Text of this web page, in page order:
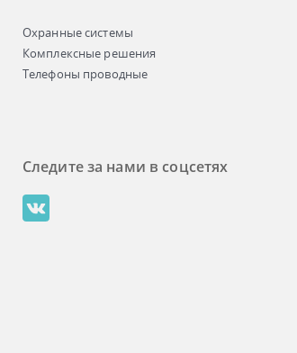
Охранные системы
Комплексные решения
Телефоны проводные
Следите за нами в соцсетях